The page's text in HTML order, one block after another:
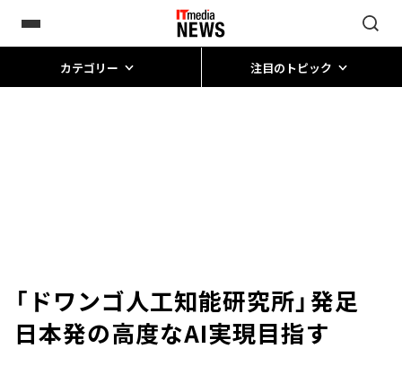
カテゴリー 注目のトピック
「ドワンゴ人工知能研究所」発足
日本発の高度なAI実現目指す